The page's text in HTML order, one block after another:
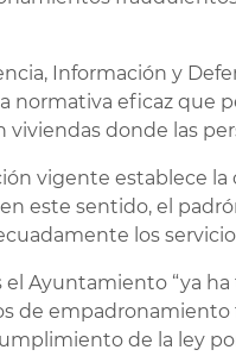
Información y
normativa eficaz que
donde las
vigente establece
este sentido, el
los
Ayuntamiento “ya ha
de empadronamiento
de la ley